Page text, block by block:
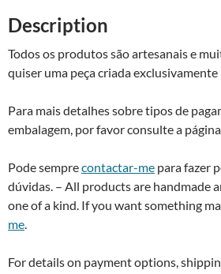
:
Description
Todos os produtos são artesanais e
quiser uma peça criada exclusivamente
Para mais detalhes sobre tipos de
embalagem, por favor consulte a
Pode semprecontactar-me para fazer
dúvidas. – All products are handmade
one of a kind. If you want something
me
For details on payment options,